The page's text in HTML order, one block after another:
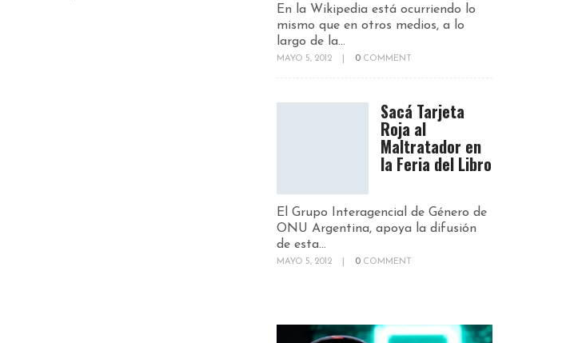
En la Wikipedia está ocurriendo lo
mismo que en otros medios, a lo
largo de la...
MAYO 5, 2012 0 COMMENT
Sacá Tarjeta
Roja al
Maltratador en
la Feria del Libro
El Grupo Interagencial de Género de
ONU Argentina, apoya la difusión
de esta...
MAYO 5, 2012 0 COMMENT